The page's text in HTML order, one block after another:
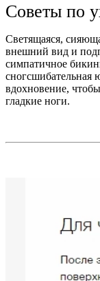
Советы по
Светящаяся,
внешний вид и
симпатичное
сногсшибательная
вдохновение,
гладкие ноги.